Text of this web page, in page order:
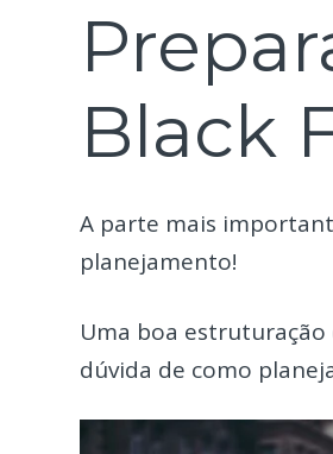
Black
A parte mais
planejamento!
Uma boa estruturação
dúvida de como